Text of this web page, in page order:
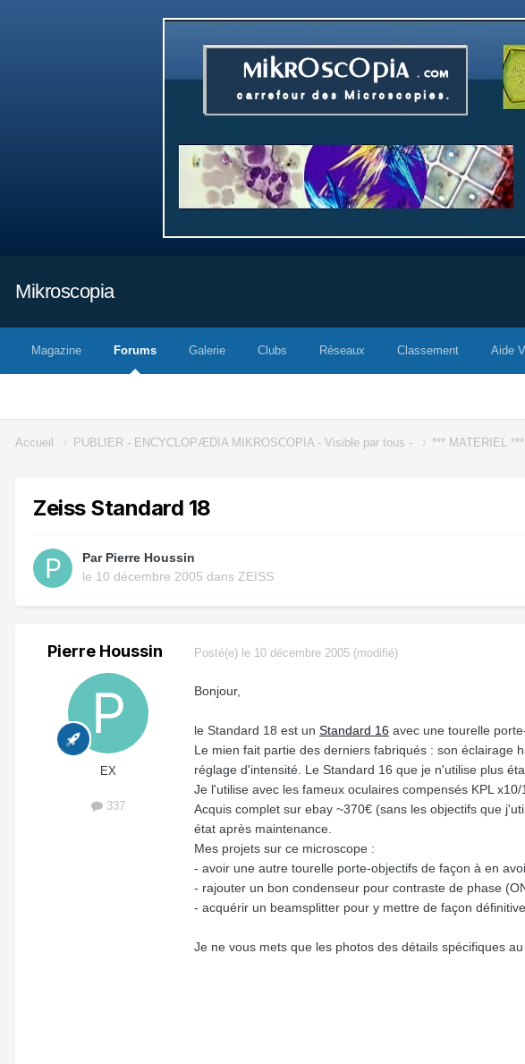
Mikroscopia
Magazine Forums Galerie Clubs Réseaux Classement Aide
Accueil PUBLIER - ENCYCLOPÆDIA MIKROSCOPIA - Visible par tous - *** MATERIEL ***
Zeiss Standard 18
Par Pierre Houssin
le 10 décembre 2005 dans ZEISS
Pierre Houssin
EX
337
Posté(e) le 10 décembre 2005 (modifié)
Bonjour,
le Standard 18 est un Standard 16 avec une tourelle
Le mien fait partie des derniers fabriqués : son éclairage
réglage d'intensité. Le Standard 16 que je n'utilise plus
Je l'utilise avec les fameux oculaires compensés KPL
Acquis complet sur ebay ~370€ (sans les objectifs que
état après maintenance.
Mes projets sur ce microscope :
- avoir une autre tourelle porte-objectifs de façon à en
- rajouter un bon condenseur pour contraste de phase
- acquérir un beamsplitter pour y mettre de façon
Je ne vous mets que les photos des détails spécifiques